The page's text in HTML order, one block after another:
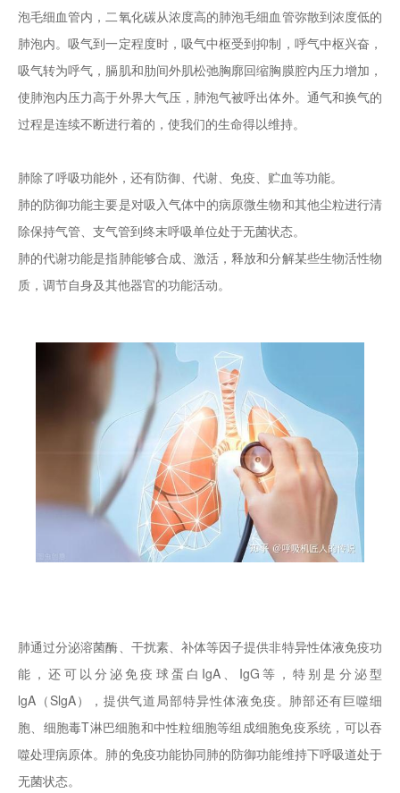
泡毛细血管内，二氧化碳从浓度高的肺泡毛细血管弥散到浓度低的
肺泡内。吸气到一定程度时，吸气中枢受到抑制，呼气中枢兴奋，
吸气转为呼气，膈肌和肋间外肌松弛胸廓回缩胸膜腔内压力增加，
使肺泡内压力高于外界大气压，肺泡气被呼出体外。通气和换气的
过程是连续不断进行着的，使我们的生命得以维持。
肺除了呼吸功能外，还有防御、代谢、免疫、贮血等功能。
肺的防御功能主要是对吸入气体中的病原微生物和其他尘粒进行清
除保持气管、支气管到终末呼吸单位处于无菌状态。
肺的代谢功能是指肺能够合成、激活，释放和分解某些生物活性物
质，调节自身及其他器官的功能活动。
肺通过分泌溶菌酶、干扰素、补体等因子提供非特异性体液免疫功
能，还可以分泌免疫球蛋白IgA、IgG等，特别是分泌型
lgA（SlgA），提供气道局部特异性体液免疫。肺部还有巨噬细
胞、细胞毒T淋巴细胞和中性粒细胞等组成细胞免疫系统，可以吞
噬处理病原体。肺的免疫功能协同肺的防御功能维持下呼吸道处于
无菌状态。